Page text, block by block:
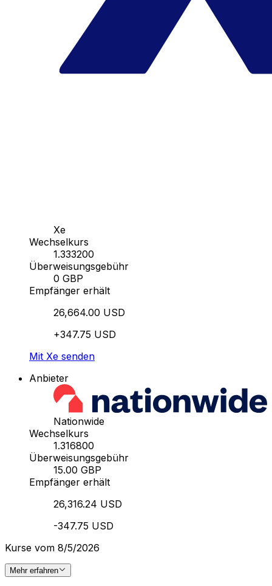
Xe
Wechselkurs
1.333200
Überweisungsgebühr
0 GBP
Empfänger erhält
26,664.00 USD
+347.75 USD
Mit Xe senden
Anbieter
Nationwide
Wechselkurs
1.316800
Überweisungsgebühr
15.00 GBP
Empfänger erhält
26,316.24 USD
-347.75 USD
Kurse vom 8/5/2026
Mehr erfahren